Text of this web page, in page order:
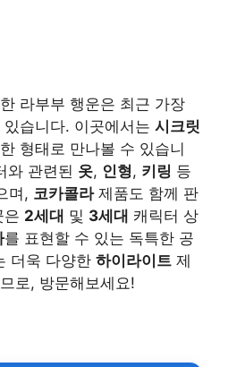
라부부 행운은 최근 가장
습니다. 이곳에서는 시크릿
형태로 만나볼 수 있습니
와 관련된 옷, 인형, 키링 등
며, 코카콜라제품도 함께 판
은 2세대 및 3세대 캐릭터 상
를 표현할 수 있는 독특한 공
더욱 다양한 하이라이트 제
로, 방문해보세요!